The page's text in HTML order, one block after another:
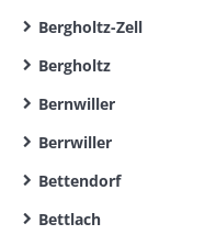
Bergholtz-Zell
Bergholtz
Bernwiller
Berrwiller
Bettendorf
Bettlach